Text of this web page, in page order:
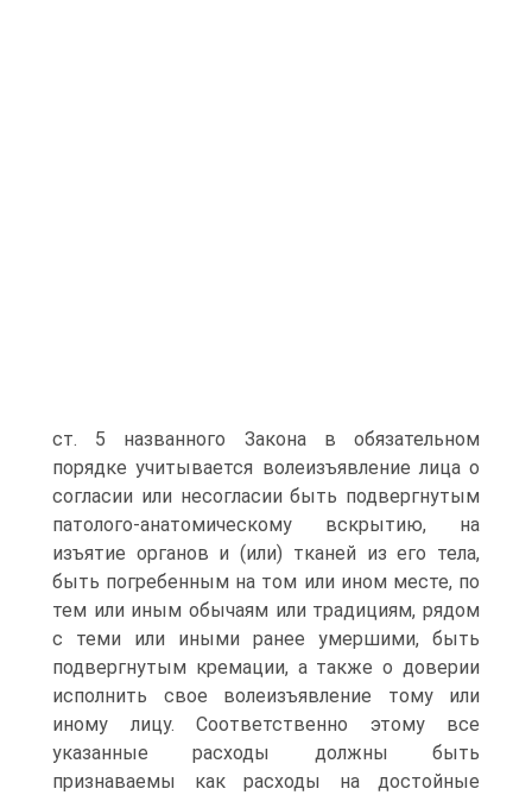
ст. 5 названного Закона в обязательном
порядке учитывается волеизъявление лица о
согласии или несогласии быть подвергнутым
патолого-анатомическому вскрытию, на
изъятие органов и (или) тканей из его тела,
быть погребенным на том или ином месте, по
тем или иным обычаям или традициям, рядом
с теми или иными ранее умершими, быть
подвергнутым кремации, а также о доверии
исполнить свое волеизъявление тому или
иному лицу. Соответственно этому все
указанные расходы должны быть
признаваемы как расходы на достойные